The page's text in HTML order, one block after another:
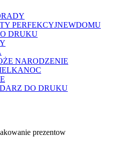
PERFEKCYJNEWDOMU
DRUKU
NARODZENIE
DO DRUKU
prezentow